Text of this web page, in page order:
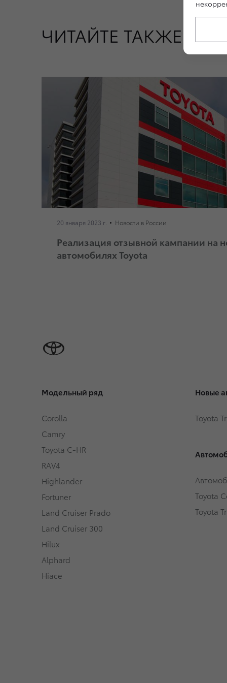
ЧИТАЙТЕ ТАКЖЕ
20 января 2023 г. Новости в России
Реализация отзывной кампании на
автомобилях Toyota
Модельный ряд
Corolla
Camry
Toyota C-HR
RAV4
Highlander
Fortuner
Land Cruiser Prado
Land Cruiser 300
Hilux
Alphard
Hiace
Новые
Toyota
Toyota
Toyota